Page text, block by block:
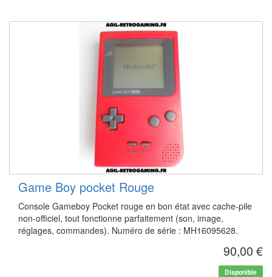
Game Boy pocket Rouge
Console Gameboy Pocket rouge en bon état avec cache-pile
non-officiel, tout fonctionne parfaitement (son, image,
réglages, commandes). Numéro de série : MH16095628.
90,00 €
Disponible